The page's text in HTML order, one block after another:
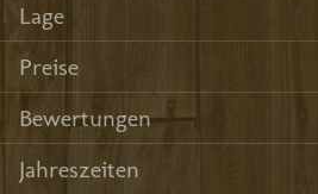
Lage
Preise
Bewertungen
Jahreszeiten